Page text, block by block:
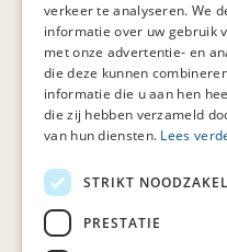
verkeer te analyseren. We
informatie over uw gebruik
met onze advertentie- en
die deze kunnen
informatie die u aan hen
die zij hebben verzameld
van hun diensten. Lees
STRIKT
PRESTATIE